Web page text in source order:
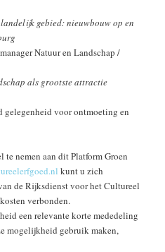
gebied: nieuwbouw op en
Natuur en Landschap /
als grootste attractie
voor ontmoeting en
nemen aan dit Platform Groen
kunt u zich
de Rijksdienst voor het Cultureel
verbonden.
een relevante korte mededeling
mogelijkheid gebruik maken,